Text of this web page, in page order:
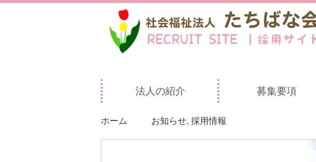
法人の紹介 募集要項
ホーム お知らせ, 採用情報